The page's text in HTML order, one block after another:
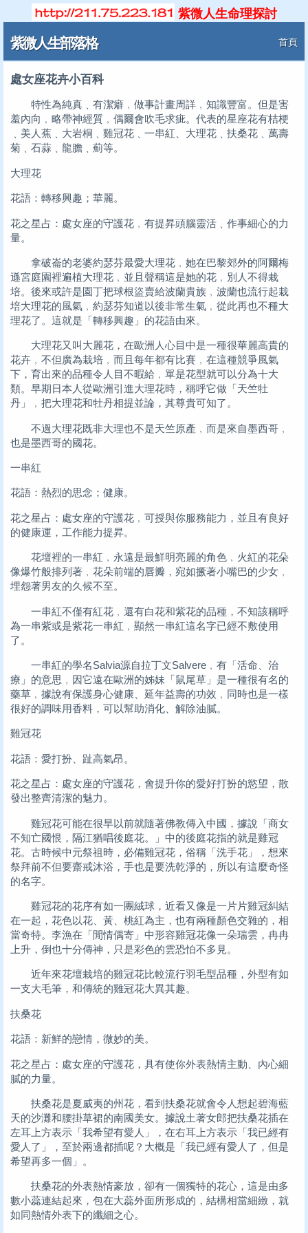
紫微人生命理探討
紫微人生部落格 首頁
處女座花卉小百科
特性為純真﹑有潔癖﹐做事計畫周詳﹐知識豐富。但是害
羞內向﹐略帶神經質﹐偶爾會吹毛求疵。代表的星座花有桔梗
﹑美人蕉﹑大岩桐﹑雞冠花﹑一串紅、大理花﹑扶桑花﹑萬壽
菊﹑石蒜﹑龍膽﹑薊等。
大理花
花語：轉移興趣；華麗。
花之星占：處女座的守護花﹐有提昇頭腦靈活﹑作事細心的力
量。
拿破崙的老婆約瑟芬最愛大理花﹐她在巴黎郊外的阿爾梅
遜宮庭園裡遍植大理花﹐並且聲稱這是她的花﹐別人不得栽
培。後來或許是園丁把球根盜賣給波蘭貴族﹐波蘭也流行起栽
培大理花的風氣﹐約瑟芬知道以後非常生氣﹐從此再也不種大
理花了。這就是「轉移興趣」的花語由來。
大理花又叫大麗花，在歐洲人心目中是一種很華麗高貴的
花卉﹐不但廣為栽培﹐而且每年都有比賽﹐在這種競爭風氣
下，育出來的品種令人目不暇給﹐單是花型就可以分為十大
類。早期日本人從歐洲引進大理花時，稱呼它做「天竺牡
丹」﹐把大理花和牡丹相提並論，其尊貴可知了。
不過大理花既非大理也不是天竺原產﹐而是來自墨西哥﹐
也是墨西哥的國花。
一串紅
花語：熱烈的思念；健康。
花之星占：處女座的守護花﹐可授與你服務能力，並且有良好
的健康運，工作能力提昇。
花壇裡的一串紅﹐永遠是最鮮明亮麗的角色﹐火紅的花朵
像爆竹般排列著﹐花朵前端的唇瓣，宛如撅著小嘴巴的少女﹐
埋怨著男友的久候不至。
一串紅不僅有紅花﹐還有白花和紫花的品種，不知該稱呼
為一串紫或是紫花一串紅﹐顯然一串紅這名字已經不敷使用
了。
一串紅的學名Salvia源自拉丁文Salvere﹐有「活命、治
療」的意思﹐因它遠在歐洲的姊妹「鼠尾草」是一種很有名的
藥草﹐據說有保護身心健康、延年益壽的功效﹐同時也是一樣
很好的調味用香料，可以幫助消化、解除油膩。
雞冠花
花語：愛打扮、趾高氣昂。
花之星占：處女座的守護花，會提升你的愛好打扮的慾望，散
發出整齊清潔的魅力。
雞冠花可能在很早以前就隨著佛教傳入中國，據說「商女
不知亡國恨，隔江猶唱後庭花。」中的後庭花指的就是雞冠
花。古時候中元祭祖時，必備雞冠花，俗稱「洗手花」，想來
祭拜前不但要齋戒沐浴，手也是要洗乾淨的，所以有這麼奇怪
的名字。
雞冠花的花序有如一團絨球，近看又像是一片片雞冠糾結
在一起，花色以花、黃、桃紅為主，也有兩種顏色交雜的，相
當奇特。李漁在「閒情偶寄」中形容雞冠花像一朵瑞雲，冉冉
上升，倒也十分傳神，只是彩色的雲恐怕不多見。
近年來花壇栽培的雞冠花比較流行羽毛型品種，外型有如
一支大毛筆，和傳統的雞冠花大異其趣。
扶桑花
花語：新鮮的戀情，微妙的美。
花之星占：處女座的守護花，具有使你外表熱情主動、內心細
膩的力量。
扶桑花是夏威夷的州花，看到扶桑花就會令人想起碧海藍
天的沙灘和腰掛草裙的南國美女。據說土著女郎把扶桑花插在
左耳上方表示「我希望有愛人」，在右耳上方表示「我已經有
愛人了」，至於兩邊都插呢？大概是「我已經有愛人了，但是
希望再多一個」。
扶桑花的外表熱情豪放，卻有一個獨特的花心，這是由多
數小蕊連結起來，包在大蕊外面所形成的，結構相當細緻，就
如同熱情外表下的纖細之心。